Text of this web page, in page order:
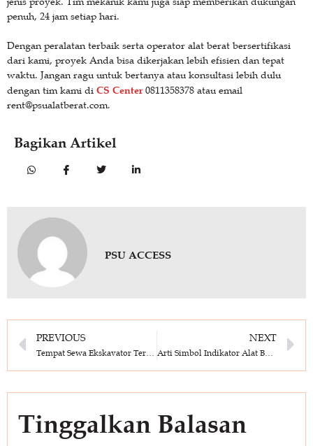
penuh, 24 jam setiap hari.
Dengan peralatan terbaik serta operator alat berat bersertifikasi
dari kami, proyek Anda bisa dikerjakan lebih efisien dan tepat
waktu. Jangan ragu untuk bertanya atau konsultasi lebih dulu
dengan tim kami di CS Center0811358378 atau email
rent@psualatberat.com.
Bagikan Artikel
PSU ACCESS
PREVIOUS NEXT
Arti Simbol Indikator Alat Berat Excavator dan Fungsinya
Tinggalkan Balasan